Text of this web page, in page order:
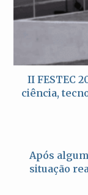
II FESTEC
ciência,
Após
situação